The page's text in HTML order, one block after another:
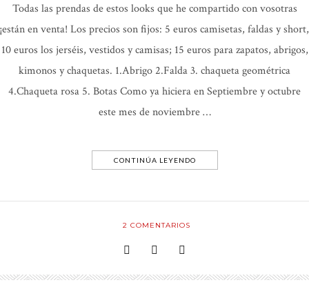
Todas las prendas de estos looks que he compartido con vosotras
¡están en venta! Los precios son fijos: 5 euros camisetas, faldas y short,
10 euros los jerséis, vestidos y camisas; 15 euros para zapatos, abrigos,
kimonos y chaquetas. 1.Abrigo 2.Falda 3. chaqueta geométrica
4.Chaqueta rosa 5. Botas Como ya hiciera en Septiembre y octubre
este mes de noviembre …
CONTINÚA LEYENDO
2 COMENTARIOS